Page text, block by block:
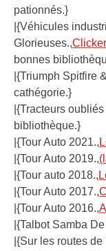
pationnés.}
|{Véhicules
Glorieuses.,
bonnes
|{Triumph Spitfire
cathégorie.}
|{Tracteurs
bibliothèque.}
|{Tour Auto 2021.,
|{Tour Auto 2019.,
|{Tour auto 2018.,
|{Tour Auto 2017.,
|{Tour Auto 2016.,
|{Talbot Samba
|{Sur les routes